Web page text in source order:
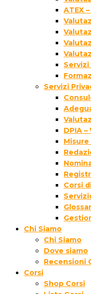
ATEX
Servizi
DPIA
Corsi
Chi Siamo
Chi Siamo
Dove siamo
Recensioni
Corsi
Shop Corsi